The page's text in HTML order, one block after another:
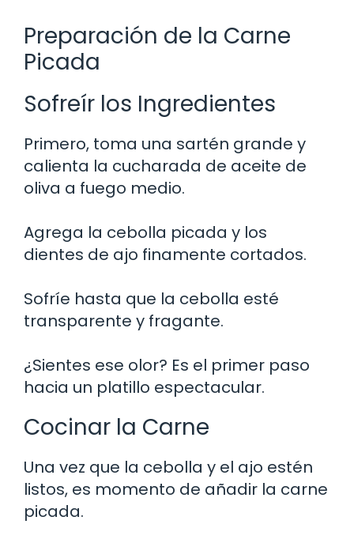
Preparación de la Carne
Picada
Sofreír los Ingredientes
Primero, toma una sartén grande y
calienta la cucharada de aceite de
oliva a fuego medio.
Agrega la cebolla picada y los
dientes de ajo finamente cortados.
Sofríe hasta que la cebolla esté
transparente y fragante.
¿Sientes ese olor? Es el primer paso
hacia un platillo espectacular.
Cocinar la Carne
Una vez que la cebolla y el ajo estén
listos, es momento de añadir la carne
picada.